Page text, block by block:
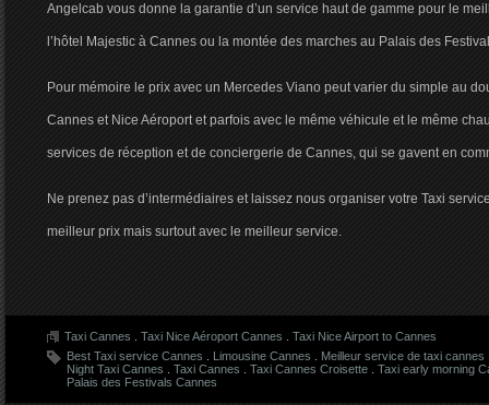
Angelcab vous donne la garantie d’un service haut de gamme pour le
l’hôtel Majestic à Cannes ou la montée des marches au Palais des
Pour mémoire le prix avec un Mercedes Viano peut varier du simple au
Cannes et Nice Aéroport et parfois avec le même véhicule et le même
services de réception et de conciergerie de Cannes, qui se gavent en
Ne prenez pas d’intermédiaires et laissez nous organiser votre Taxi
meilleur prix mais surtout avec le meilleur service.
Taxi Cannes Taxi Nice Aéroport Cannes
Taxi Nice Airport to Cannes
Best Taxi service Cannes
Limousine Cannes Meilleur service de taxi cannes
Night Taxi Cannes
Taxi Cannes Taxi Cannes Croisette
Taxi early morning
Palais des Festivals Cannes